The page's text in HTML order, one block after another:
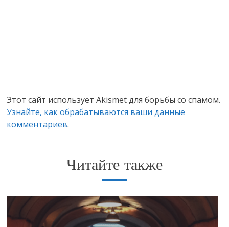
Этот сайт использует Akismet для борьбы со спамом.
Узнайте, как обрабатываются ваши данные
комментариев.
Читайте также